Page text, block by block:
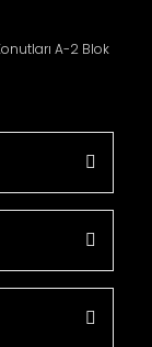
A-2 Blok